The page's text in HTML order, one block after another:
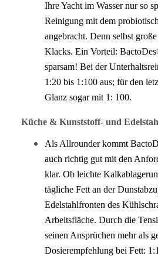
Ihre Yacht im Wasser nur so
Reinigung mit dem
angebracht. Denn selbst
Klacks. Ein Vorteil:
sparsam! Bei der
1:20 bis 1:100 aus; für den
Glanz sogar mit 1: 100.
Küche & Kunststoff- und
Als Allrounder kommt
auch richtig gut mit den
klar. Ob leichte
tägliche Fett an der
Edelstahlfronten des
Arbeitsfläche. Durch die
seinen Ansprüchen mehr als
Dosierempfehlung bei Fett: